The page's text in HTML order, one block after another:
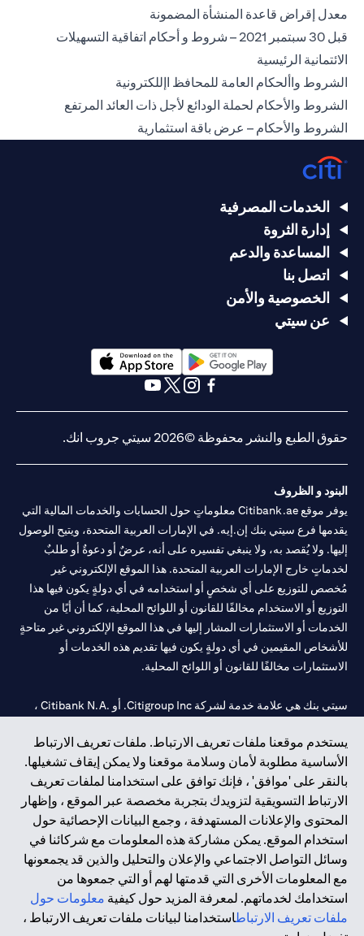
معدل إقراض قاعدة المنشأة المضمونة
قبل 30 سبتمبر 2021 – شروط و أحكام اتفاقية التسهيلات
الائتمانية الرئيسية
الشروط واألحكام العامة للمحافظ اإللكترونية
الشروط والأحكام لحملة الودائع لأجل ذات العائد المرتفع
الشروط والأحكام – عرض باقة استثمارية
يستخدم موقعنا ملفات تعريف الارتباط. ملفات تعريف الارتباط
الأساسية مطلوبة لأمان وسلامة موقعنا ولا يمكن إيقاف تشغيلها.
بالنقر على 'موافق' ، فإنك توافق على استخدامنا لملفات تعريف
الارتباط التسويقية لتزويدك بتجربة مخصصة عبر الموقع ، وإظهار
المحتوى والإعلانات المستهدفة ، وجمع البيانات الإحصائية حول
استخدام الموقع. يمكن مشاركة هذه المعلومات مع شركائنا في
وسائل التواصل الاجتماعي والإعلان والتحليل والذين قد يجمعونها
مع المعلومات الأخرى التي قدمتها لهم أو التي جمعوها من
استخدامك لخدماتهم. لمعرفة المزيد حول كيفية معلومات حول
ملفات تعريف الارتباطاستخدامنا لبيانات ملفات تعريف الارتباط ،
الخدمات المصرفية
إدارة الثروة
المساعدة والدعم
اتصل بنا
الخصوصية والأمن
عن سيتي
(opens in a new tab)
حقوق الطبع والنشر محفوظة ©2026 سيتي جروب انك.
البنود و الظروف
يوفر موقع Citibank.ae معلوماتٍ حول الحسابات والخدمات المالية التي
يقدمها فرع سيتي بنك إن.إيه. في الإمارات العربية المتحدة، ويتيح الوصول
إليها. ولا يُقصد به، ولا ينبغي تفسيره على أنه، عرضٌ أو دعوةٌ أو طلبٌ
لخدماتٍ خارج الإمارات العربية المتحدة. هذا الموقع الإلكتروني غير
مُخصص للتوزيع على أي شخصٍ أو استخدامه في أي دولةٍ يكون فيها هذا
التوزيع أو الاستخدام مخالفًا للقانون أو اللوائح المحلية، كما أن أيًا من
الخدمات أو الاستثمارات المشار إليها في هذا الموقع الإلكتروني غير متاحةٍ
للأشخاص المقيمين في أي دولةٍ يكون فيها تقديم هذه الخدمات أو
الاستثمارات مخالفًا للقانون أو اللوائح المحلية.
سيتي بنك هي علامة خدمة لشركة Citigroup Inc. أو .Citibank N.A ،
سيتي بنك إن. إيه. الإمارات مسجل لدى مصرف الإمارات المركزي تحت
أرقام التراخيص 202563 لفرع الوصل في دبي، 531989 لفرع مول
الإمارات في دبي، وCN-1002019لفرع أبوظبي. هاتف: 4000 311 04.
فرع سيتي بنك إن إيه - الإمارات العربية المتحدة مرخص من مصرف
الإمارات العربية المتحدة المركزي كفرع لبنك أجنبي.
سيتي بنك إن إيه الإمارات العربية المتحدة مرخص من هيئة الأوراق المالية
والسلع في الإمارات العربية المتحدة ("SCA") للقيام بالنشاط المالي لـ أ)
الاستشارات المالية والتعريف والترويج بموجب ترخيص رقم
20200000097 ب) وسيط تداول في الأسواق الدولية بموجب ترخيص